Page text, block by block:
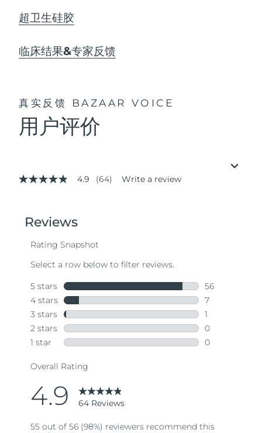
超卫生硅胶
临床结果&专家反馈
真实反馈 BAZAAR VOICE
用户评价
4.9
stars,
average
value.
Same
page
link.
4.9 (64) Write a review